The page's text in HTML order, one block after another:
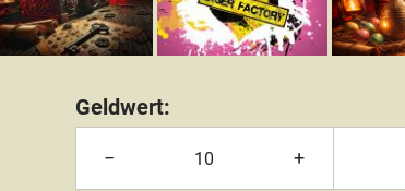
Geldwert:
− +